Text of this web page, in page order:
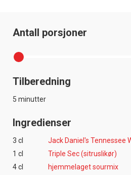
Antall porsjoner
Tilberedning
5 minutter
Ingredienser
3 cl
Jack Daniel's Tennessee
1 cl
Triple Sec (sitruslikør)
4 cl
hjemmelaget sourmix